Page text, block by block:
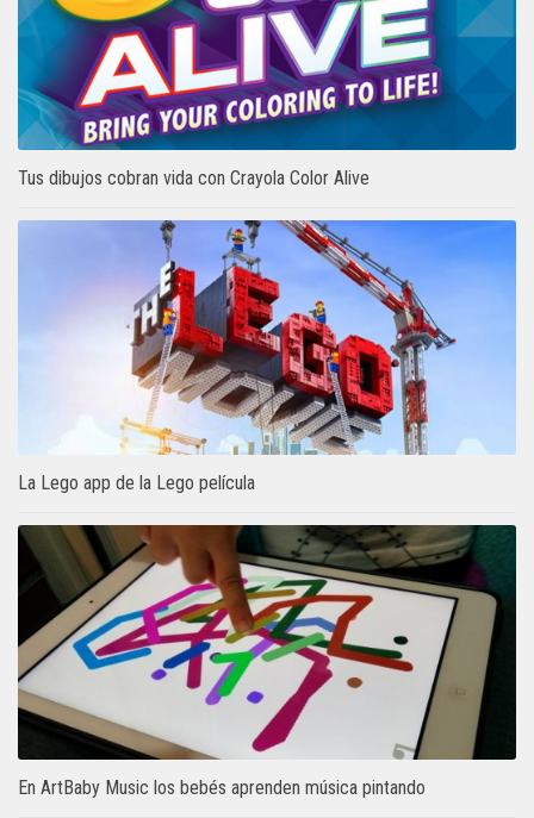
Tus dibujos cobran vida con Crayola Color Alive
La Lego app de la Lego película
En ArtBaby Music los bebés aprenden música pintando